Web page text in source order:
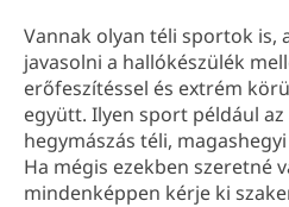
Vannak olyan téli sportok is,
javasolni a hallókészülék
erőfeszítéssel és extrém
együtt. Ilyen sport például
hegymászás téli,
Ha mégis ezekben szeretné
mindenképpen kérje ki